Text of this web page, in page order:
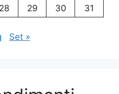
28 29 30 31
Set »